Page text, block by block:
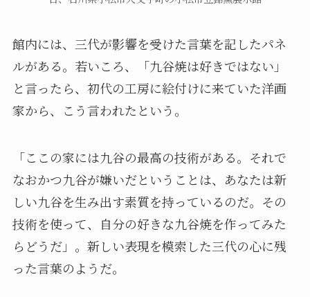
館内には、三代が影響を受けた言葉を記したパネ
ルがある。若いころ、「九谷焼は好きではない」
と言ったら、初代の工房に絵付けに来ていた洋画
家から、こう言われたという。
「ここの家には九谷の最高の技術がある。それで
なおかつ九谷が嫌いだということは、あなたは新
しい九谷を生み出す素質を持っているのだ。その
技術を使って、自分の好きな九谷焼を作ってみた
らどうだ」。新しい表現を模索した三代の心に残
った言葉のようだ。